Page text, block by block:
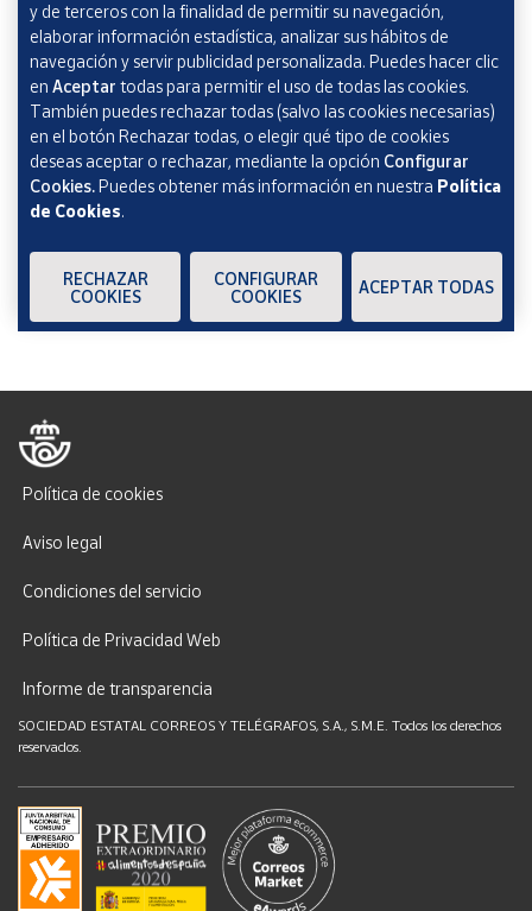
Marcando esta casilla consiento la remisión de las
comunicaciones comerciales de acuerdo con laPolítica
de Protección de datos Novedades de Correos
Market
ENVIAR
Política de cookies
Aviso legal
Condiciones del servicio
Política de Privacidad Web
Informe de transparencia
SOCIEDAD ESTATAL CORREOS Y TELÉGRAFOS, S.A., S.M.E. Todos los derechos
reservados.
y de terceros con la finalidad de permitir su navegación,
elaborar información estadística, analizar sus hábitos de
navegación y servir publicidad personalizada. Puedes hacer clic
en Aceptar todas para permitir el uso de todas las cookies.
También puedes rechazar todas (salvo las cookies necesarias)
en el botón Rechazar todas, o elegir qué tipo de cookies
deseas aceptar o rechazar, mediante la opción Configurar
Cookies.Puedes obtener más información en nuestra Política
de Cookies.
RECHAZAR
COOKIES
CONFIGURAR
COOKIES
ACEPTAR TODAS